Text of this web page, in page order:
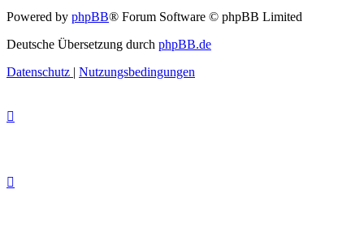
Powered by phpBB® Forum Software © phpBB Limited
Deutsche Übersetzung durch phpBB.de
Datenschutz | Nutzungsbedingungen